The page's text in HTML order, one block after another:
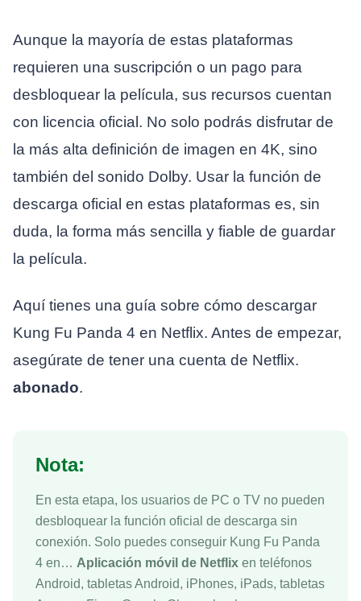
Aunque la mayoría de estas plataformas
requieren una suscripción o un pago para
desbloquear la película, sus recursos cuentan
con licencia oficial. No solo podrás disfrutar de
la más alta definición de imagen en 4K, sino
también del sonido Dolby. Usar la función de
descarga oficial en estas plataformas es, sin
duda, la forma más sencilla y fiable de guardar
la película.
Aquí tienes una guía sobre cómo descargar
Kung Fu Panda 4 en Netflix. Antes de empezar,
asegúrate de tener una cuenta de Netflix.
abonado.
Nota:
En esta etapa, los usuarios de PC o TV no pueden
desbloquear la función oficial de descarga sin
conexión. Solo puedes conseguir Kung Fu Panda
4 en…Aplicación móvil de Netflix en teléfonos
Android, tabletas Android, iPhones, iPads, tabletas